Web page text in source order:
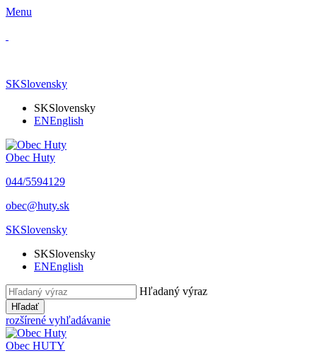
Menu
SKSlovensky
SKSlovensky
ENEnglish
Obec Huty
​044/5594129
​obec@huty.sk
SKSlovensky
SKSlovensky
ENEnglish
Hľadaný výraz
Hľadať
rozšírené vyhľadávanie
Obec HUTY